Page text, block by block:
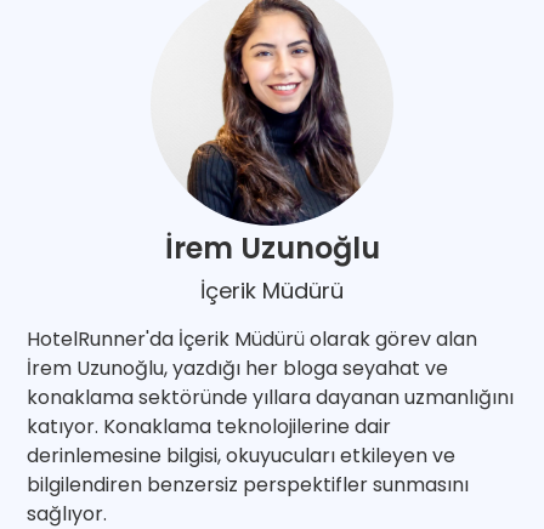
İrem Uzunoğlu
İçerik Müdürü
HotelRunner'da İçerik Müdürü olarak görev alan
İrem Uzunoğlu, yazdığı her bloga seyahat ve
konaklama sektöründe yıllara dayanan uzmanlığını
katıyor. Konaklama teknolojilerine dair
derinlemesine bilgisi, okuyucuları etkileyen ve
bilgilendiren benzersiz perspektifler sunmasını
sağlıyor.